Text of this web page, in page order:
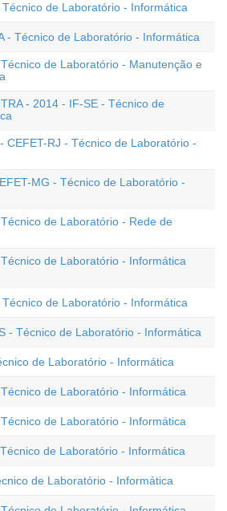
de Laboratório - Informática
- Técnico de Laboratório - Informática
de Laboratório - Manutenção e
- 2014 - IF-SE - Técnico de
CEFET-RJ - Técnico de Laboratório -
MG - Técnico de Laboratório -
de Laboratório - Rede de
de Laboratório - Informática
de Laboratório - Informática
- Técnico de Laboratório - Informática
de Laboratório - Informática
de Laboratório - Informática
de Laboratório - Informática
de Laboratório - Informática
de Laboratório - Informática